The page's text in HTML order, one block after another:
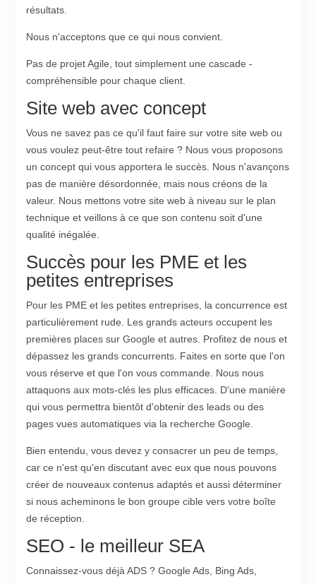
résultats.
Nous n'acceptons que ce qui nous convient.
Pas de projet Agile, tout simplement une cascade -
compréhensible pour chaque client.
Site web avec concept
Vous ne savez pas ce qu'il faut faire sur votre site web ou
vous voulez peut-être tout refaire ? Nous vous proposons
un concept qui vous apportera le succès. Nous n'avançons
pas de manière désordonnée, mais nous créons de la
valeur. Nous mettons votre site web à niveau sur le plan
technique et veillons à ce que son contenu soit d'une
qualité inégalée.
Succès pour les PME et les
petites entreprises
Pour les PME et les petites entreprises, la concurrence est
particulièrement rude. Les grands acteurs occupent les
premières places sur Google et autres. Profitez de nous et
dépassez les grands concurrents. Faites en sorte que l'on
vous réserve et que l'on vous commande. Nous nous
attaquons aux mots-clés les plus efficaces. D'une manière
qui vous permettra bientôt d'obtenir des leads ou des
pages vues automatiques via la recherche Google.
Bien entendu, vous devez y consacrer un peu de temps,
car ce n'est qu'en discutant avec eux que nous pouvons
créer de nouveaux contenus adaptés et aussi déterminer
si nous acheminons le bon groupe cible vers votre boîte
de réception.
SEO - le meilleur SEA
Connaissez-vous déjà ADS ? Google Ads, Bing Ads,